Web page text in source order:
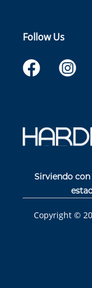
Follow Us
Sirviendo
Copyright ©